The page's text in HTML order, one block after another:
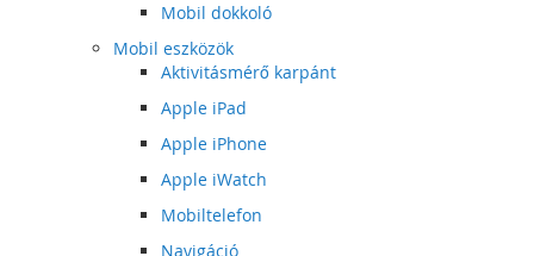
Mobil dokkoló
Mobil eszközök
Aktivitásmérő karpánt
Apple iPad
Apple iPhone
Apple iWatch
Mobiltelefon
Navigáció